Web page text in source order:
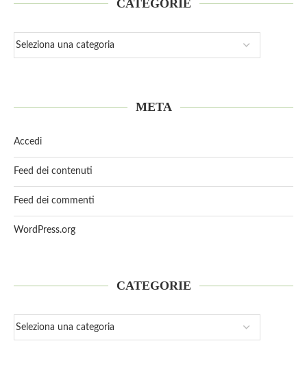
CATEGORIE
META
Accedi
Feed dei contenuti
Feed dei commenti
WordPress.org
CATEGORIE